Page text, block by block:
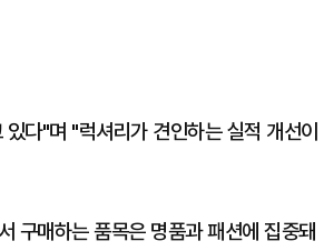
다"며 "럭셔리가 견인하는 실적 개선이
구매하는 품목은 명품과 패션에 집중돼